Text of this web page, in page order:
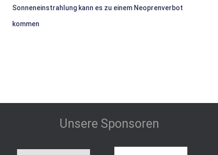
Sonneneinstrahlung kann es zu einem Neoprenverbot
kommen
Unsere Sponsoren